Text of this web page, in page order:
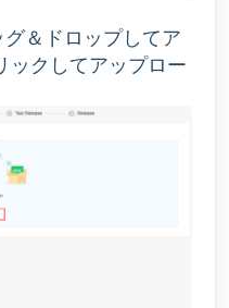
グ＆ドロップしてア
ックしてアップロー